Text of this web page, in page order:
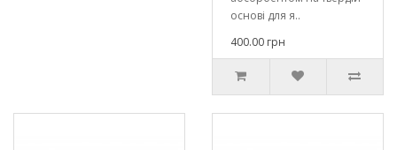
основі для я..
400.00 грн